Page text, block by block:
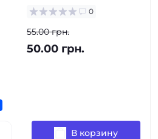
0
55.00 грн.
50.00 грн.
В корзину